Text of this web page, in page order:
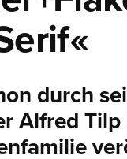
durch
Alfred Tilp